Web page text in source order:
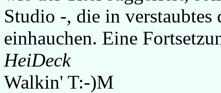
Studio -, die in verstaubtes
einhauchen. Eine
HeiDeck
Walkin' T:-)M